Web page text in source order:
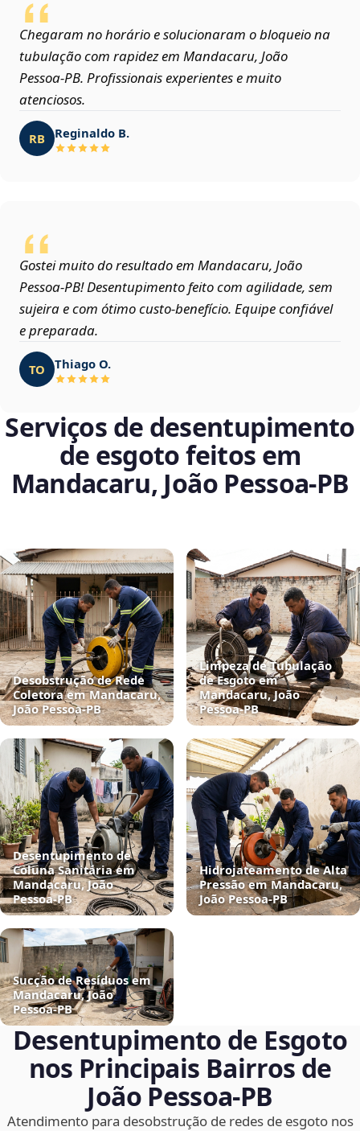
Chegaram no horário e solucionaram o bloqueio na
tubulação com rapidez em Mandacaru, João
Pessoa‑PB. Profissionais experientes e muito
atenciosos.
RB Reginaldo B.
Gostei muito do resultado em Mandacaru, João
Pessoa‑PB! Desentupimento feito com agilidade, sem
sujeira e com ótimo custo-benefício. Equipe confiável
e preparada.
TO Thiago O.
Serviços de desentupimento
de esgoto feitos em
Mandacaru, João Pessoa‑PB
Desobstrução de Rede
Coletora em Mandacaru,
João Pessoa‑PB
Limpeza de Tubulação
de Esgoto em
Mandacaru, João
Pessoa‑PB
Desentupimento de
Coluna Sanitária em
Mandacaru, João
Pessoa‑PB
Hidrojateamento de Alta
Pressão em Mandacaru,
João Pessoa‑PB
Sucção de Resíduos em
Mandacaru, João
Pessoa‑PB
Desentupimento de Esgoto
nos Principais Bairros de
João Pessoa‑PB
Atendimento para desobstrução de redes de esgoto nos